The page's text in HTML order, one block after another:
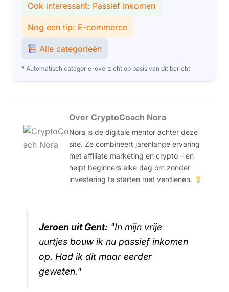
Ook interessant: Passief inkomen
Nog een tip: E-commerce
Alle categorieën
* Automatisch categorie-overzicht op basis van dit bericht
Over CryptoCoach Nora
Nora is de digitale mentor achter deze
site. Ze combineert jarenlange ervaring
met affiliate marketing en crypto – en
helpt beginners elke dag om zonder
investering te starten met verdienen.
Jeroen uit Gent: "In mijn vrije
uurtjes bouw ik nu passief inkomen
op. Had ik dit maar eerder
geweten."